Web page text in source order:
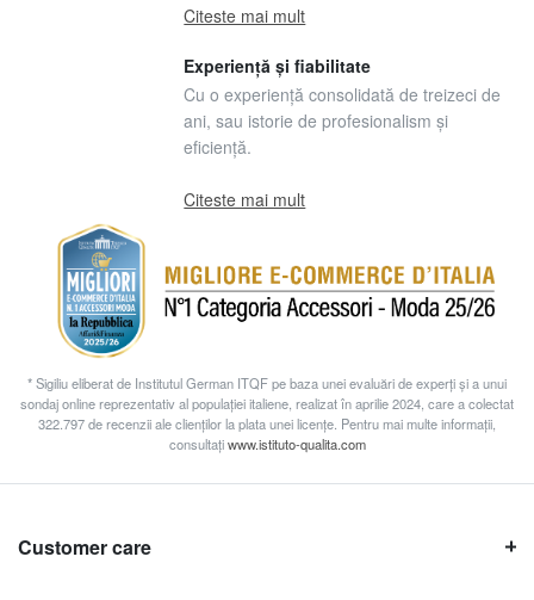
Citeste mai mult
Experiență și fiabilitate
Cu o experiență consolidată de treizeci de
ani, sau istorie de profesionalism și
eficiență.
Citeste mai mult
* Sigiliu eliberat de Institutul German ITQF pe baza unei evaluări de experți și a unui
sondaj online reprezentativ al populației italiene, realizat în aprilie 2024, care a colectat
322.797 de recenzii ale clienților la plata unei licențe. Pentru mai multe informații,
consultațiwww.istituto-qualita.com
Customer care